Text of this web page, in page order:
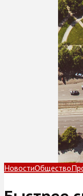
НовостиОбщество